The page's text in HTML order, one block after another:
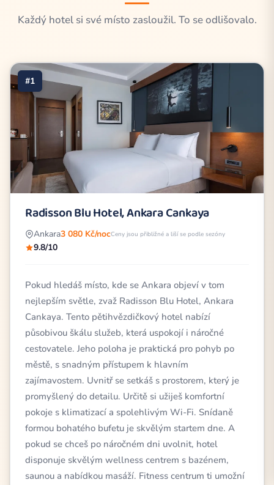
Každý hotel si své místo zasloužil. To se odlišovalo.
#1
Radisson Blu Hotel, Ankara Cankaya
Ankara3 080 Kč/nocCeny jsou přibližné a liší se podle sezóny
9.8/10
Pokud hledáš místo, kde se Ankara objeví v tom
nejlepším světle, zvaž Radisson Blu Hotel, Ankara
Cankaya. Tento pětihvězdičkový hotel nabízí
působivou škálu služeb, která uspokojí i náročné
cestovatele. Jeho poloha je praktická pro pohyb po
městě, s snadným přístupem k hlavním
zajímavostem. Uvnitř se setkáš s prostorem, který je
promyšlený do detailu. Určitě si užiješ komfortní
pokoje s klimatizací a spolehlivým Wi-Fi. Snídaně
formou bohatého bufetu je skvělým startem dne. A
pokud se chceš po náročném dni uvolnit, hotel
disponuje skvělým wellness centrem s bazénem,
saunou a nabídkou masáží. Fitness centrum ti umožní